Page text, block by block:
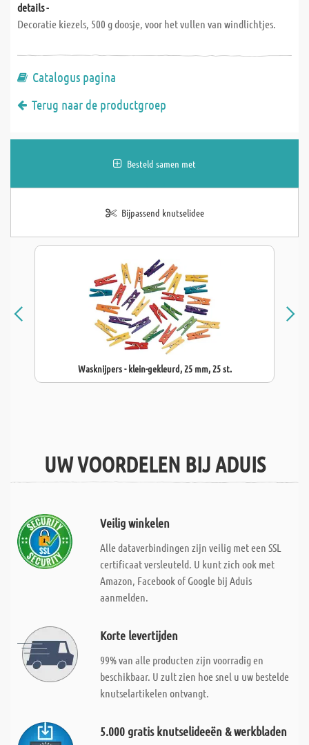
details -
Decoratie kiezels, 500 g doosje, voor het vullen van windlichtjes.
Catalogus pagina
Terug naar de productgroep
Besteld samen met
Bijpassend knutselidee
Wasknijpers - klein-gekleurd, 25 mm, 25 st.
UW VOORDELEN BIJ ADUIS
Veilig winkelen
Alle dataverbindingen zijn veilig met een SSL
certificaat versleuteld. U kunt zich ook met
Amazon, Facebook of Google bij Aduis
aanmelden.
Korte levertijden
99% van alle producten zijn voorradig en
beschikbaar. U zult zien hoe snel u uw bestelde
knutselartikelen ontvangt.
5.000 gratis knutselideeën & werkbladen